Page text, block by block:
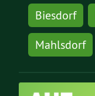
Biesdorf
Mahlsdorf